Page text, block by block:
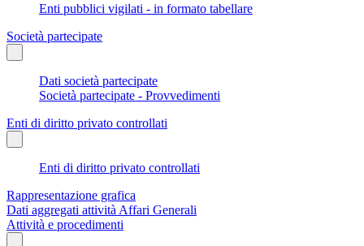
Enti pubblici vigilati - in formato tabellare
Società partecipate
Dati società partecipate
Società partecipate - Provvedimenti
Enti di diritto privato controllati
Enti di diritto privato controllati
Rappresentazione grafica
Dati aggregati attività Affari Generali
Attività e procedimenti